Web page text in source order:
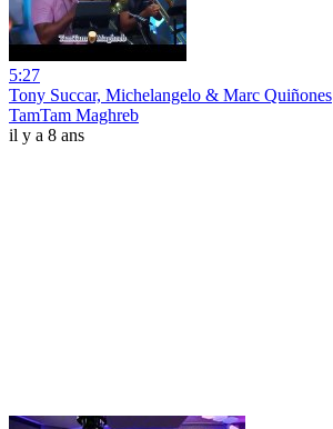
5:27
Tony Succar, Michelangelo & Marc Quiñones
TamTam Maghreb
il y a 8 ans